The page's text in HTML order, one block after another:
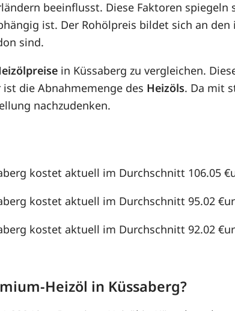
beeinflusst. Diese Faktoren spiegeln
ist. Der Rohölpreis bildet sich an
sind.
in Küssaberg zu vergleichen.
die Abnahmemenge des Heizöls. Da mit
nachzudenken.
kostet aktuell im Durchschnitt 106.05
kostet aktuell im Durchschnitt 95.02
kostet aktuell im Durchschnitt 92.02
Heizöl in Küssaberg?